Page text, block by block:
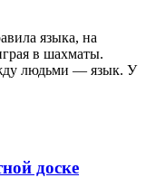
языка, на
в шахматы.
людьми — язык. У
доске